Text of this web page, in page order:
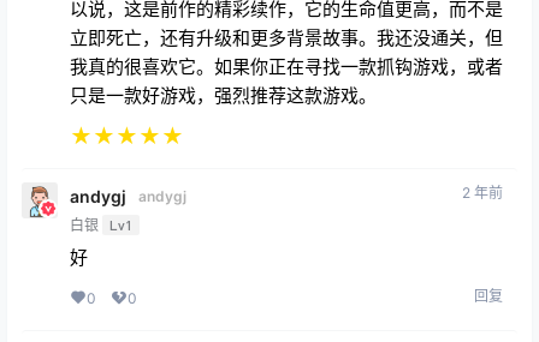
以说，这是前作的精彩续作，它的生命值更高，而不是
立即死亡，还有升级和更多背景故事。我还没通关，但
我真的很喜欢它。如果你正在寻找一款抓钩游戏，或者
只是一款好游戏，强烈推荐这款游戏。
★★★★★
andygj
andygj
白银
Lv1
2 年前
好
0 0 回复